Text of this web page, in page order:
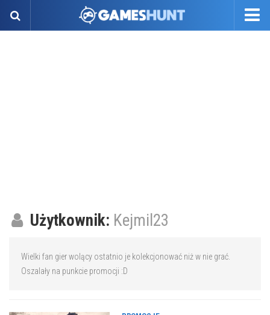
Użytkownik: Kejmil23
Wielki fan gier wolący ostatnio je kolekcjonować niż w nie grać.
Oszalały na punkcie promocji :D